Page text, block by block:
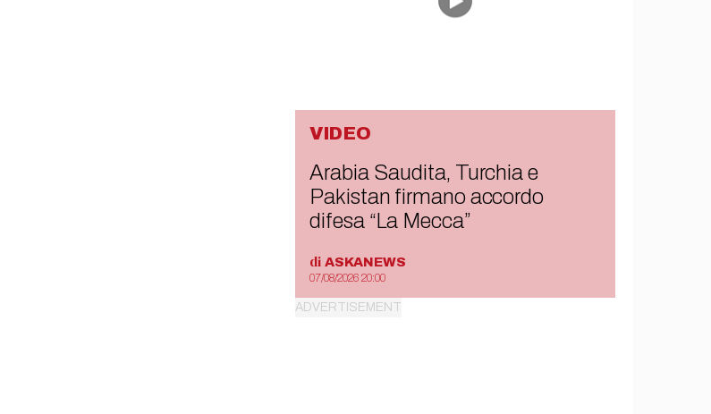
VIDEO
Arabia Saudita, Turchia e
Pakistan firmano accordo
difesa “La Mecca”
di ASKANEWS
07/08/2026 20:00